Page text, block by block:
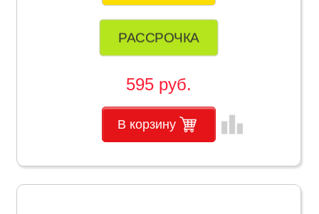
РАССРОЧКА
595 руб.
В корзину leaderboard